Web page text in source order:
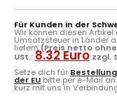
Für Kunden in der
Wir können diesen Artikel
Umsatzsteuer in Länder
liefern(Preis netto ohne
USt.: 8.32 Euro zzgl.
Setze dich für
der EU bitte per e-Mail
kurz mit uns in